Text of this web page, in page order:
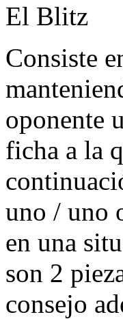
El Blitz
Consiste
oponente
ficha a la
uno / uno
en una
son 2
consejo